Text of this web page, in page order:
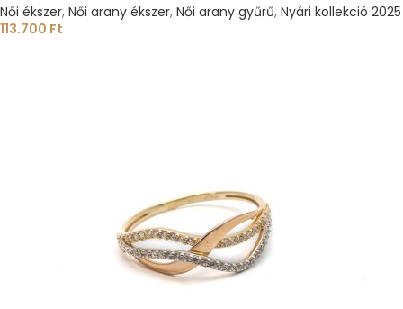
Női ékszer, Női arany ékszer, Női arany gyűrű, Nyári kollekció 2025
113.700 Ft